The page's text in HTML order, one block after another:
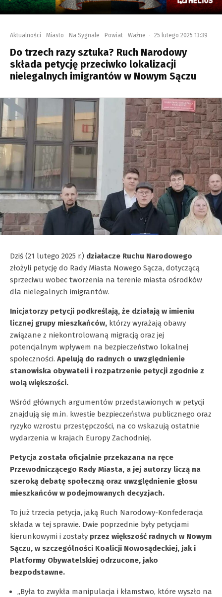
Aktualności Miasto Na Sygnale Powiat Ważne · 25 lutego 2025 13:39
Do trzech razy sztuka? Ruch Narodowy
składa petycję przeciwko lokalizacji
nielegalnych imigrantów w Nowym Sączu
Dziś (21 lutego 2025 r.) działacze Ruchu Narodowego
złożyli petycję do Rady Miasta Nowego Sącza, dotyczącą
sprzeciwu wobec tworzenia na terenie miasta ośrodków
dla nielegalnych imigrantów.
Inicjatorzy petycji podkreślają, że działają w imieniu
licznej grupy mieszkańców, którzy wyrażają obawy
związane z niekontrolowaną migracją oraz jej
potencjalnym wpływem na bezpieczeństwo lokalnej
społeczności. Apelują do radnych o uwzględnienie
stanowiska obywateli i rozpatrzenie petycji zgodnie z
wolą większości.
Wśród głównych argumentów przedstawionych w petycji
znajdują się m.in. kwestie bezpieczeństwa publicznego oraz
ryzyko wzrostu przestępczości, na co wskazują ostatnie
wydarzenia w krajach Europy Zachodniej.
Petycja została oficjalnie przekazana na ręce
Przewodniczącego Rady Miasta, a jej autorzy liczą na
szeroką debatę społeczną oraz uwzględnienie głosu
mieszkańców w podejmowanych decyzjach.
To już trzecia petycja, jaką Ruch Narodowy-Konfederacja
składa w tej sprawie. Dwie poprzednie były petycjami
kierunkowymi i zostały przez większość radnych w Nowym
Sączu, w szczególności Koalicji Nowosądeckiej, jak i
Platformy Obywatelskiej odrzucone, jako
bezpodstawne.
„Była to zwykła manipulacja i kłamstwo, które wyszło na